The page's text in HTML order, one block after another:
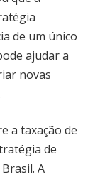
de um único
ajudar a
novas
a taxação de
de
A